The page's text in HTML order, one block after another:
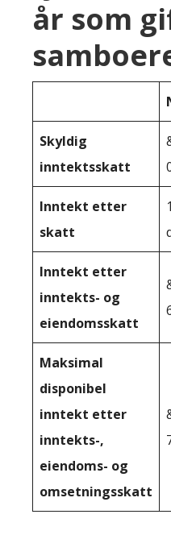
år som
Skyldig
inntektsskatt
Inntekt etter
skatt
Inntekt etter
inntekts- og
eiendomsskatt
Maksimal
disponibel
inntekt etter
inntekts-,
eiendoms- og
omsetningsskatt